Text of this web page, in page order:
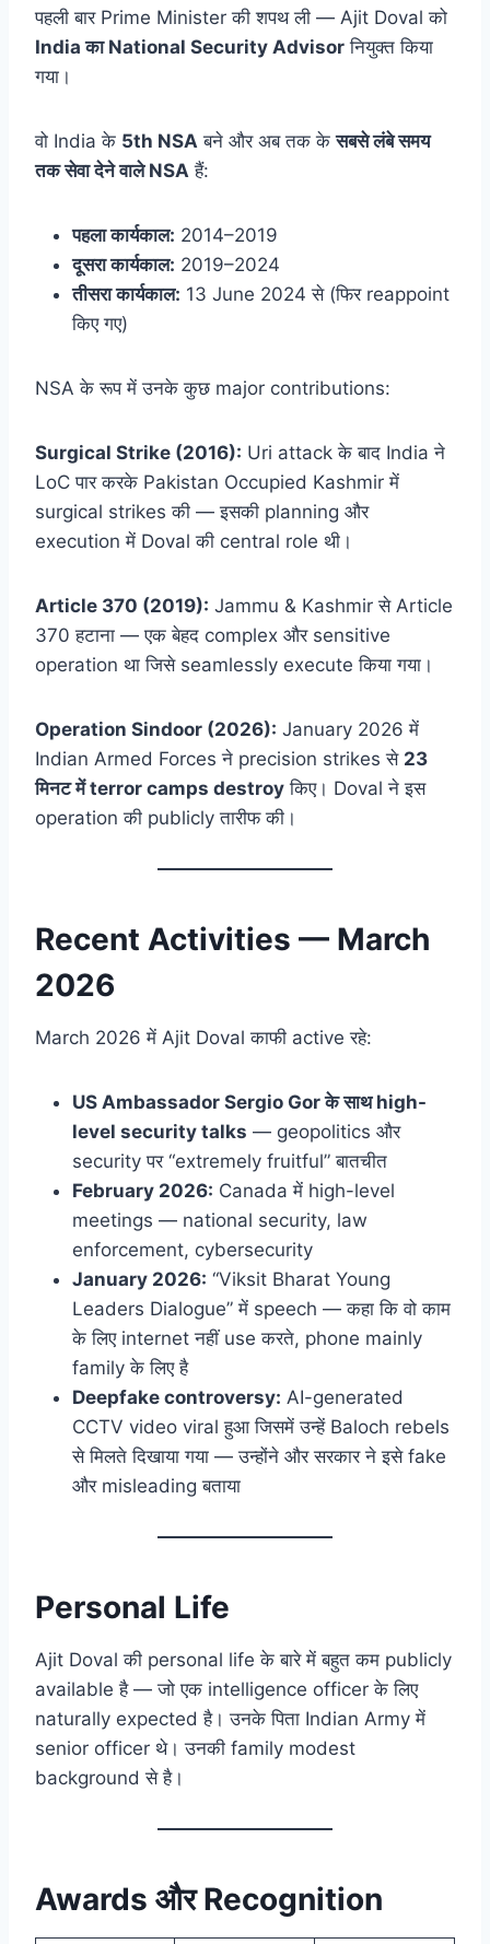
पहली बार Prime Minister की शपथ ली — Ajit Doval को
India का National Security Advisor नियुक्त किया
गया।
वो India के 5th NSA बने और अब तक केसबसे लंबे समय
तक सेवा देने वाले NSA हैं:
पहला कार्यकाल: 2014–2019
दूसरा कार्यकाल: 2019–2024
तीसरा कार्यकाल: 13 June 2024 से (फिर reappoint
किए गए)
NSA के रूप में उनके कुछ major contributions:
Surgical Strike (2016): Uri attack के बाद India ने
LoC पार करके Pakistan Occupied Kashmir में
surgical strikes की — इसकी planning और
execution में Doval की central role थी।
Article 370 (2019): Jammu & Kashmir से Article
370 हटाना — एक बेहद complex और sensitive
operation था जिसे seamlessly execute किया गया।
Operation Sindoor (2026): January 2026 में
Indian Armed Forces ने precision strikes से 23
मिनट में terror camps destroy किए। Doval ने इस
operation की publicly तारीफ की।
Recent Activities — March
2026
March 2026 में Ajit Doval काफी active रहे:
US Ambassador Sergio Gor के साथ high-
level security talks — geopolitics और
security पर “extremely fruitful” बातचीत
February 2026: Canada में high-level
meetings — national security, law
enforcement, cybersecurity
January 2026: “Viksit Bharat Young
Leaders Dialogue” में speech — कहा कि वो काम
के लिए internet नहीं use करते, phone mainly
family के लिए है
Deepfake controversy: AI-generated
CCTV video viral हुआ जिसमें उन्हें Baloch rebels
से मिलते दिखाया गया — उन्होंने और सरकार ने इसे fake
और misleading बताया
Personal Life
Ajit Doval की personal life के बारे में बहुत कम publicly
available है — जो एक intelligence officer के लिए
naturally expected है। उनके पिता Indian Army में
senior officer थे। उनकी family modest
background से है।
Awards और Recognition